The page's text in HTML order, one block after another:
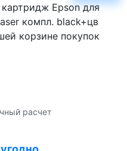
Epson для
компл. black+цв
корзине покупок
расчет